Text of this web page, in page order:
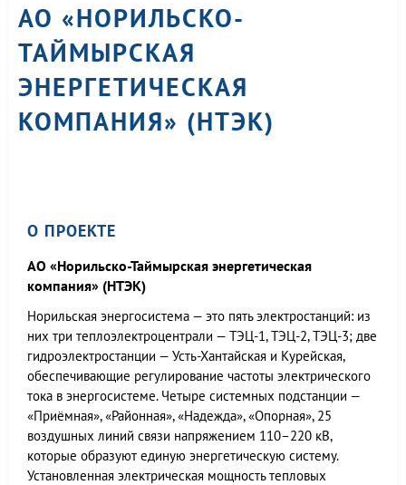
АО «НОРИЛЬСКО-
ТАЙМЫРСКАЯ
ЭНЕРГЕТИЧЕСКАЯ
КОМПАНИЯ» (НТЭК)
О ПРОЕКТЕ
АО «Норильско-Таймырская энергетическая
компания» (НТЭК)
Норильская энергосистема — это пять электростанций: из
них три теплоэлектроцентрали — ТЭЦ-1, ТЭЦ-2, ТЭЦ-3; две
гидроэлектростанции — Усть-Хантайская и Курейская,
обеспечивающие регулирование частоты электрического
тока в энергосистеме. Четыре системных подстанции —
«Приёмная», «Районная», «Надежда», «Опорная», 25
воздушных линий связи напряжением 110–220 кВ,
которые образуют единую энергетическую систему.
Установленная электрическая мощность тепловых